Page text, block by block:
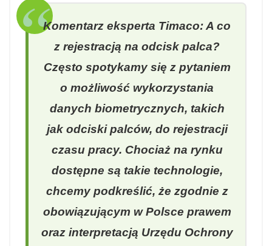
Komentarz eksperta Timaco: A co
z rejestracją na odcisk palca?
Często spotykamy się z pytaniem
o możliwość wykorzystania
danych biometrycznych, takich
jak odciski palców, do rejestracji
czasu pracy. Chociaż na rynku
dostępne są takie technologie,
chcemy podkreślić, że zgodnie z
obowiązującym w Polsce prawem
oraz interpretacją Urzędu Ochrony